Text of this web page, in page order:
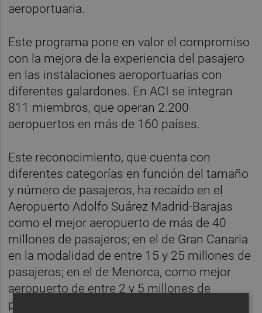
aeroportuaria.
Este programa pone en valor el compromiso
con la mejora de la experiencia del pasajero
en las instalaciones aeroportuarias con
diferentes galardones. En ACI se integran
811 miembros, que operan 2.200
aeropuertos en más de 160 países.
Este reconocimiento, que cuenta con
diferentes categorías en función del tamaño
y número de pasajeros, ha recaído en el
Aeropuerto Adolfo Suárez Madrid-Barajas
como el mejor aeropuerto de más de 40
millones de pasajeros; en el de Gran Canaria
en la modalidad de entre 15 y 25 millones de
pasajeros; en el de Menorca, como mejor
aeropuerto de entre 2 y 5 millones de
pasajeros, y en los aeropuertos de Girona-